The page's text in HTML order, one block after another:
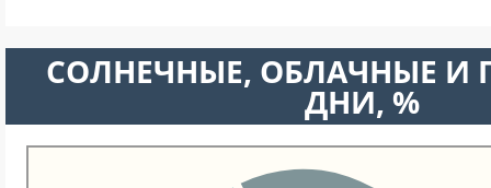
CОЛНЕЧНЫЕ, ОБЛАЧНЫЕ И
ДНИ, %